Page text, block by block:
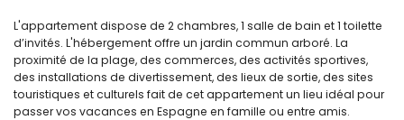
L'appartement dispose de 2 chambres, 1 salle de bain et 1 toilette
d’invités. L'hébergement offre un jardin commun arboré. La
proximité de la plage, des commerces, des activités sportives,
des installations de divertissement, des lieux de sortie, des sites
touristiques et culturels fait de cet appartement un lieu idéal pour
passer vos vacances en Espagne en famille ou entre amis.